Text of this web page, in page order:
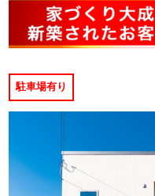
駐車場有り